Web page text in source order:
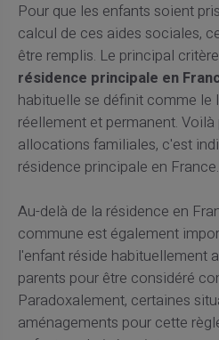
Pour que les enfants soient
calcul de ces aides sociales,
être remplis. Le principal
résidence principale en
habituelle se définit comme le
réellement et permanent.
allocations familiales, c'est
résidence principale en France.
Au-delà de la résidence en
commune est également
l'enfant réside habituellement
parents pour être considéré
Paradoxalement, certaines
aménagements pour cette